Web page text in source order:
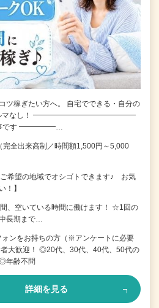
ツ稼ぎたい方へ。 自宅でできる・自分の
ルマなし！ ━━━━━━━━━━━━━━
です ━━━━━…
完全出来高制／時間額1,500円～5,000
希望の地域でオシゴトできます♪ お気
！】
、空いている時間に働けます！ ☆1回の
長期まで…
ンをお持ちの方（※アンケートに必要
大歓迎！ ◎20代、30代、40代、50代の
年齢不問
詳細を見る